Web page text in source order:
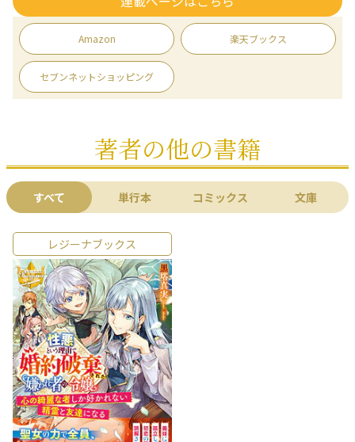
Amazon 楽天ブックス
セブンネットショッピング
著者の他の書籍
すべて 単行本 コミックス 文庫
レジーナブックス